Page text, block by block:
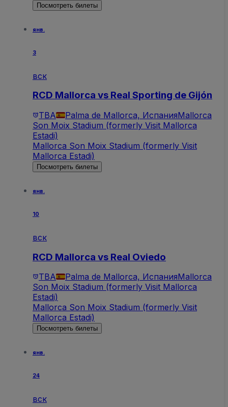
Посмотреть билеты
янв.
3
вск
RCD Mallorca vs Real Sporting de Gijón
TBA Palma de Mallorca, ИспанияMallorca
Son Moix Stadium (formerly Visit Mallorca
Estadi)
Mallorca Son Moix Stadium (formerly Visit
Mallorca Estadi)
Посмотреть билеты
янв.
10
вск
RCD Mallorca vs Real Oviedo
TBA Palma de Mallorca, ИспанияMallorca
Son Moix Stadium (formerly Visit Mallorca
Estadi)
Mallorca Son Moix Stadium (formerly Visit
Mallorca Estadi)
Посмотреть билеты
янв.
24
вск